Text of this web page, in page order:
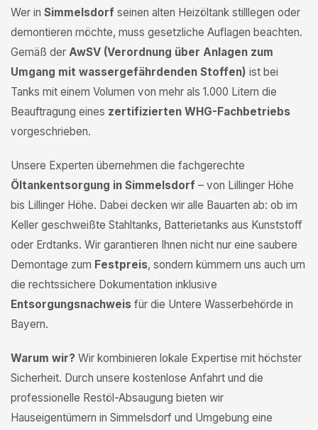
Wer in Simmelsdorf seinen alten Heizöltank stilllegen oder
demontieren möchte, muss gesetzliche Auflagen beachten.
Gemäß der AwSV (Verordnung über Anlagen zum
Umgang mit wassergefährdenden Stoffen) ist bei
Tanks mit einem Volumen von mehr als 1.000 Litern die
Beauftragung eines zertifizierten WHG-Fachbetriebs
vorgeschrieben.
Unsere Experten übernehmen die fachgerechte
Öltankentsorgung in Simmelsdorf – von Lillinger Höhe
bis Lillinger Höhe. Dabei decken wir alle Bauarten ab: ob im
Keller geschweißte Stahltanks, Batterietanks aus Kunststoff
oder Erdtanks. Wir garantieren Ihnen nicht nur eine saubere
Demontage zum Festpreis, sondern kümmern uns auch um
die rechtssichere Dokumentation inklusive
Entsorgungsnachweis für die Untere Wasserbehörde in
Bayern.
Warum wir? Wir kombinieren lokale Expertise mit höchster
Sicherheit. Durch unsere kostenlose Anfahrt und die
professionelle Restöl-Absaugung bieten wir
Hauseigentümern in Simmelsdorf und Umgebung eine